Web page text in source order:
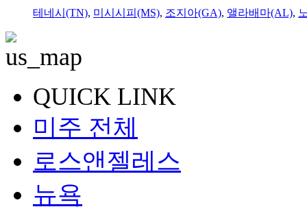
테네시(TN), 미시시피(MS), 조지아(GA), 앨라배마(AL),
QUICK LINK
미주 전체
로스앤젤레스
뉴욕